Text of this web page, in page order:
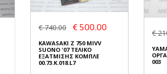
€ 740.00 € 500.00
KAWASAKI Z 750 MIVV
SUONO '07 ΤΕΛΙΚΟ
ΕΞΑΤΜΙΣΗΣ ΚΟΜΠΛΕ
00.73.K.018.L7
€
003